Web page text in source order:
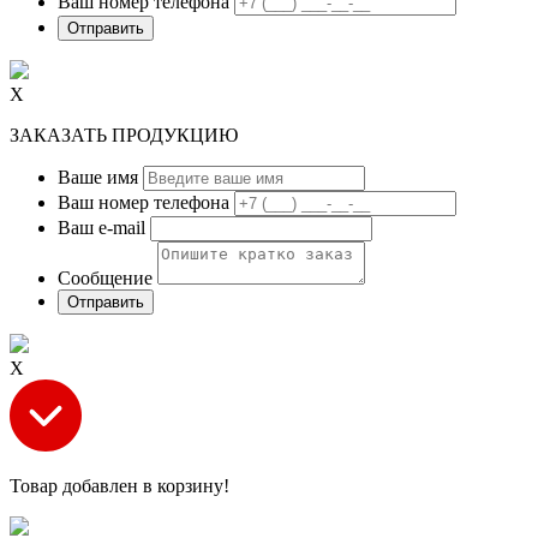
Х
ЗАКАЗАТЬ ПРОДУКЦИЮ
Ваше имя
Ваш номер телефона
Ваш e-mail
Сообщение
Х
Товар добавлен в корзину!